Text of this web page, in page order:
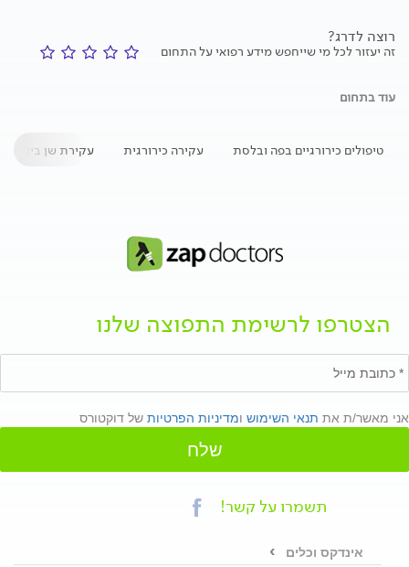
רוצה לדרג?
זה יעזור לכל מי שייחפש מידע רפואי על התחום
עוד בתחום
טיפולים כירורגיים בפה ובלסת עקירה כירורגית עקירת שן בינה
הצטרפו לרשימת התפוצה שלנו
אני מאשר/ת את תנאי השימוש ומדיניות הפרטיות של דוקטורס
שלח
תשמרו על קשר!
אינדקס וכלים